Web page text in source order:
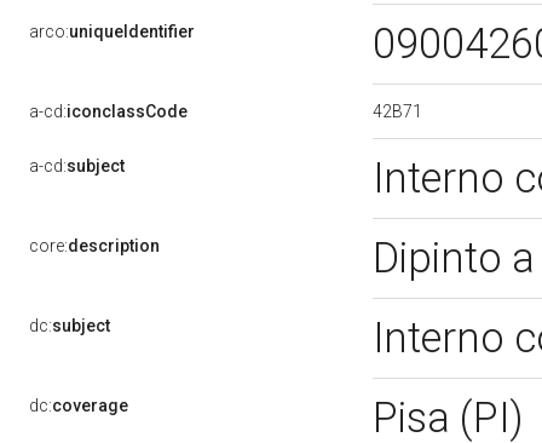
arco:uniqueIdentifier
a-cd:iconclassCode 42B71
a-cd:subject Interno
core:description Dipinto
dc:subject Interno
dc:coverage Pisa (PI)